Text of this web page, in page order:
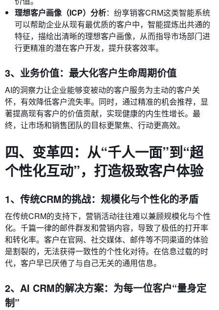
理想客户画像（ICP）分析：纷享销客CRM这类智能系统
可以帮助企业从现有最优质的客户中，智能提炼出共通的
特征，描绘出清晰的理想客户画像，从而指导市场部门进
行更精准的潜在客户开发，提升获客效率。
3、业务价值：最大化客户生命周期价值
AI的洞察力让企业能够变被动的客户服务为主动的客户关
怀，有效降低客户流失率。同时，通过精准的机会推荐，显
著提高现有客户的价值贡献，实现健康的内生性增长。最
终，让市场和销售团队的目标更聚焦、行动更高效。
四、变革四：从“千人一面”到“超
个性化互动”，打造极致客户体验
1、传统CRM的挑战：规模化与个性化的矛盾
在传统CRM的支持下，营销活动往往难以兼顾规模化与个性
化。千篇一律的邮件群发和营销内容，导致了极低的打开率
和转化率。客户在官网、社交媒体、邮件等不同渠道的体验
是割裂的，无法获得一致性的个性化对待。在信息过载的时
代，客户早已厌倦了与自己无关的通用信息。
2、AI CRM的解决方案：为每一位客户“量身定
制”